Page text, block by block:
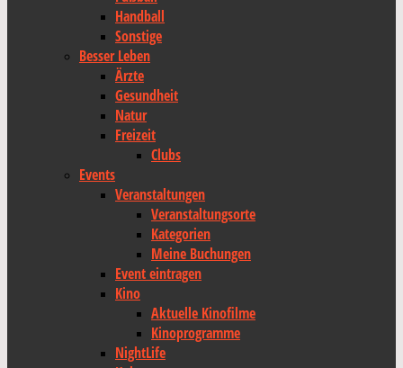
Handball
Sonstige
Besser Leben
Ärzte
Gesundheit
Natur
Freizeit
Clubs
Events
Veranstaltungen
Veranstaltungsorte
Kategorien
Meine Buchungen
Event eintragen
Kino
Aktuelle Kinofilme
Kinoprogramme
NightLife